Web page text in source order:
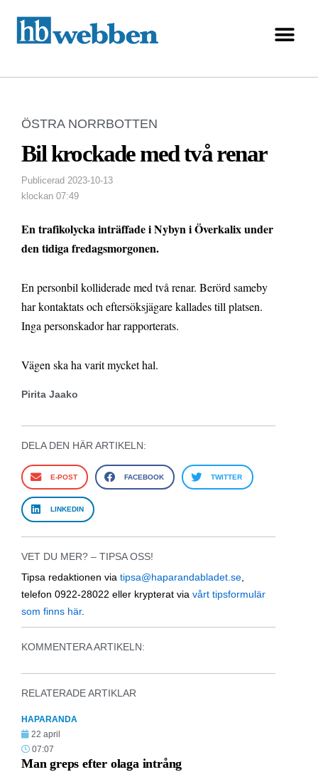
ÖSTRA NORRBOTTEN
Bil krockade med två renar
Publicerad 2023-10-13
klockan 07:49
En trafikolycka inträffade i Nybyn i Överkalix under
den tidiga fredagsmorgonen.
En personbil kolliderade med två renar. Berörd sameby
har kontaktats och eftersöksjägare kallades till platsen.
Inga personskador har rapporterats.
Vägen ska ha varit mycket hal.
Pirita Jaako
DELA DEN HÄR ARTIKELN:
E-POST FACEBOOK TWITTER
LINKEDIN
VET DU MER? – TIPSA OSS!
Tipsa redaktionen via tipsa@haparandabladet.se
telefon 0922-28022 eller krypterat via vårt tipsformulär
som finns här.
KOMMENTERA ARTIKELN:
RELATERADE ARTIKLAR
HAPARANDA
22 april
07:07
Man greps efter olaga intrång